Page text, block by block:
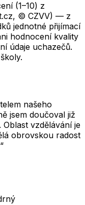
(1–10) z
© CZVV) — z
jednotné přijímací
hodnocení kvality
údaje uchazečů.
našeho
jsem doučoval již
vzdělávání je
obrovskou radost